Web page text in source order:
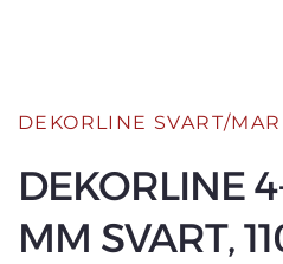
DEKORLINE SVART/
DEKORLINE
MM SVART,